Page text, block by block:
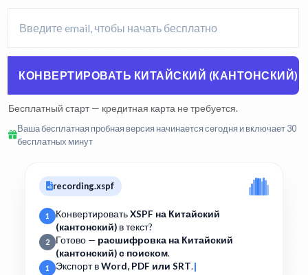
КОНВЕРТИРОВАТЬ КИТАЙСКИЙ (КАНТОНСКИЙ)
Бесплатный старт — кредитная карта не требуется.
Ваша бесплатная пробная версия начинается сегодня и включает 30
бесплатных минут
recording.xspf
1 КонвертироватьXSPF на Китайский
(кантонский) в текст?
2 Готово — расшифровка на Китайский
(кантонский) с поиском.
1 Экспорт вWord, PDF или SRT.